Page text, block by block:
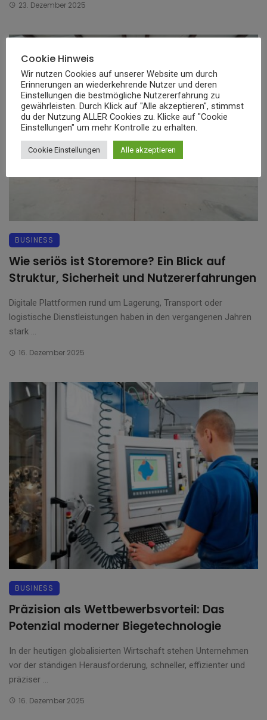
23. Dezember 2025
BUSINESS
Wie seriös ist Storemore? Ein Blick auf
Struktur, Sicherheit und Nutzererfahrungen
Digitale Plattformen rund um Lagerung, Transport oder
logistische Dienstleistungen haben in den vergangenen Jahren
stark ...
16. Dezember 2025
BUSINESS
Präzision als Wettbewerbsvorteil: Das
Potenzial moderner Biegetechnologie
In der heutigen globalisierten Wirtschaft stehen Unternehmen
vor der ständigen Herausforderung, schneller, effizienter und
präziser ...
16. Dezember 2025
Cookie Hinweis
Wir nutzen Cookies auf unserer Website um durch
Erinnerungen an wiederkehrende Nutzer und deren
Einstellungen die bestmögliche Nutzererfahrung zu
gewährleisten. Durch Klick auf "Alle akzeptieren", stimmst
du der Nutzung ALLER Cookies zu. Klicke auf "Cookie
Einstellungen" um mehr Kontrolle zu erhalten.
Cookie Einstellungen Alle akzeptieren